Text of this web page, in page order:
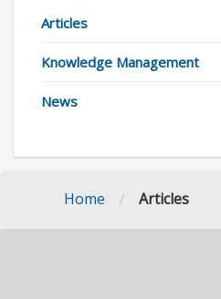
Articles
Knowledge Management
News
Home / Articles